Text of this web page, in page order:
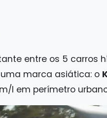
entre os 5 carros
marca asiática: o
l em perímetro